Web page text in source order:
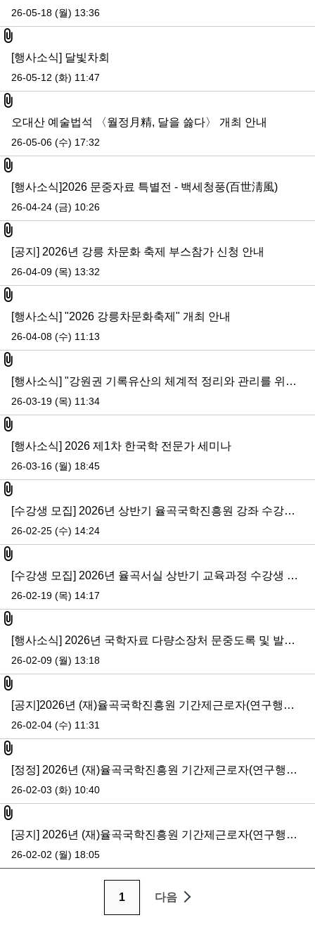
26-05-18 (월) 13:36
첨부파일
[행사소식] 달빛차회
26-05-12 (화) 11:47
첨부파일
오대산 예술법석 〈월정月精, 달을 쓿다〉 개최 안내
26-05-06 (수) 17:32
첨부파일
[행사소식]2026 문중자료 특별전 - 백세청풍(百世淸風)
26-04-24 (금) 10:26
첨부파일
[공지] 2026년 강릉 차문화 축제 부스참가 신청 안내
26-04-09 (목) 13:32
첨부파일
[행사소식] "2026 강릉차문화축제" 개최 안내
26-04-08 (수) 11:13
첨부파일
[행사소식] "강원권 기록유산의 체계적 정리와 관리를 위한 정책 세미나" 안내
26-03-19 (목) 11:34
첨부파일
[행사소식] 2026 제1차 한국학 전문가 세미나
26-03-16 (월) 18:45
첨부파일
[수강생 모집] 2026년 상반기 율곡국학진흥원 강좌 수강생 모집 안내
26-02-25 (수) 14:24
첨부파일
[수강생 모집] 2026년 율곡서실 상반기 교육과정 수강생 모집
26-02-19 (목) 14:17
첨부파일
[행사소식] 2026년 국학자료 다량소장처 문중도록 및 발간 국역서 기증식
26-02-09 (월) 13:18
첨부파일
[공지]2026년 (재)율곡국학진흥원 기간제근로자(연구행정직) 최종합격자 공고
26-02-04 (수) 11:31
첨부파일
[정정] 2026년 (재)율곡국학진흥원 기간제근로자(연구행정) 공개채용 서류전형 추가 합격자(교육연수실) 공지
26-02-03 (화) 10:40
첨부파일
[공지] 2026년 (재)율곡국학진흥원 기간제근로자(연구행정) 공개채용 서류전형 합격자 및 면접전형 일정 공고
26-02-02 (월) 18:05
1 다음